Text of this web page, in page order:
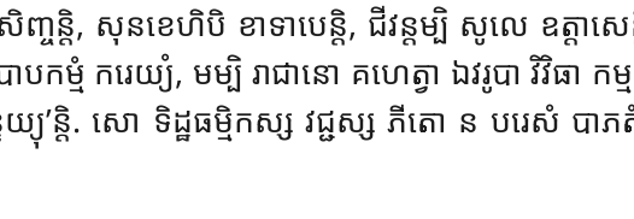
ចន្តិ, សុនខេហិបិ ខាទាបេន្តិ, ជីវន្តម្បិ សូលេ ឧត្តា
បកម្មំ ករេយ្យំ, មម្បិ រាជានោ គហេត្វា ឯវរូបា វិវិធ
ន្តិ. សោ ទិដ្ឋធម្មិកស្ស វជ្ជស្ស ភីតោ ន បរេសំ បាភតំ